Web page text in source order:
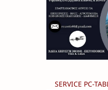
SERVICE PC-